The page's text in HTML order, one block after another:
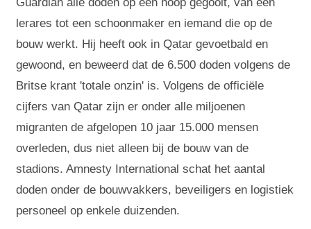
lerares tot een schoonmaker en iemand die op de
bouw werkt. Hij heeft ook in Qatar gevoetbald en
gewoond, en beweerd dat de 6.500 doden volgens de
Britse krant 'totale onzin' is. Volgens de officiële
cijfers van Qatar zijn er onder alle miljoenen
migranten de afgelopen 10 jaar 15.000 mensen
overleden, dus niet alleen bij de bouw van de
stadions. Amnesty International schat het aantal
doden onder de bouwvakkers, beveiligers en logistiek
personeel op enkele duizenden.